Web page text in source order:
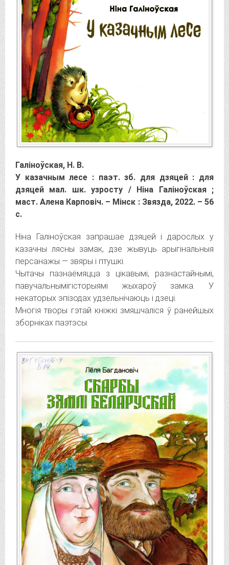
Галіноўская, Н. В.
У казачным лесе : паэт. зб. для дзяцей : для
дзяцей мал. шк. узросту / Ніна Галіноўская ;
маст. Алена Карповіч. – Мінск : Звязда, 2022. – 56
с.
Ніна Галіноўская запрашае дзяцей і дарослых у
казачны лясны замак, дзе жывуць арыгінальныя
персанажы — звяры і птушкі.
Чытачы пазнаёмяцца з цікавымі, разнастайнымі,
павучальнымігісторыямі жыхароў замка. У
некаторых эпізодах удзельнічаюць і дзеці.
Многія творы гэтай кніжкі змяшчаліся ў ранейшых
зборніках паэтэсы.